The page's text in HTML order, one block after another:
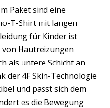
Paket sind eine
T-Shirt mit langen
für Kinder ist
von Hautreizungen
als untere Schicht an
der 4F Skin-Technologie
und passt sich dem
es die Bewegung